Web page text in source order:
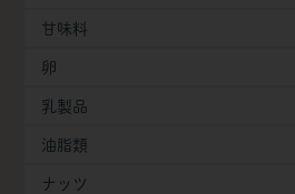
甘味料
卵
乳製品
油脂類
ナッツ